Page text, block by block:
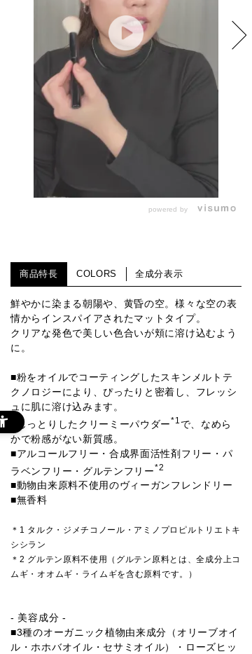
powered by
商品特長 COLORS 全成分表示
鮮やかに染まる朝陽や、黄昏の空。様々な空の表
情からインスパイアされたマットタイプ。
クリアな発色で美しい色合いが頬に溶け込むよう
に。
■粉をオイルでコーティングしたスキンメルトテ
クノロジーにより、ぴったりと密着し、フレッシ
ュに肌に溶け込みます。
■しっとりしたクリーミーパウダー*1 で、なめら
かで粉感がない新質感。
■アルコールフリー・合成界面活性剤フリー・パ
ラベンフリー・グルテンフリー*2
■動物由来原料不使用のヴィーガンフレンドリー
■無香料
＊1 タルク・ジメチコノール・アミノプロピルトリエトキ
シシラン
＊2 グルテン原料不使用（グルテン原料とは、全成分上コ
ムギ・オオムギ・ライムギを含む原料です。）
- 美容成分 -
■3種のオーガニック植物由来成分（オリーブオイ
ル・ホホバオイル・セサミオイル）・ローズヒッ